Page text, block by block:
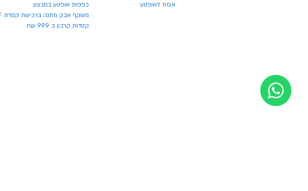
אגזוז לאופנוע
כפפות אופנוע במבצע
משקף אבק מתנה ברכישת קסדת WOLF
קסדות קרבון ב 999 שח